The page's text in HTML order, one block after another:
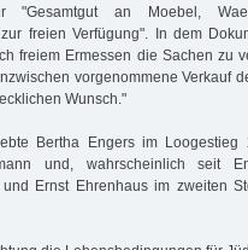
"Gesamtgut an Moebel,
freien Verfügung". In dem
freiem Ermessen die Sachen zu
vorgenommene Verkauf
Wunsch."
Bertha Engers im Loogestieg
und, wahrscheinlich seit
Ernst Ehrenhaus im zweiten